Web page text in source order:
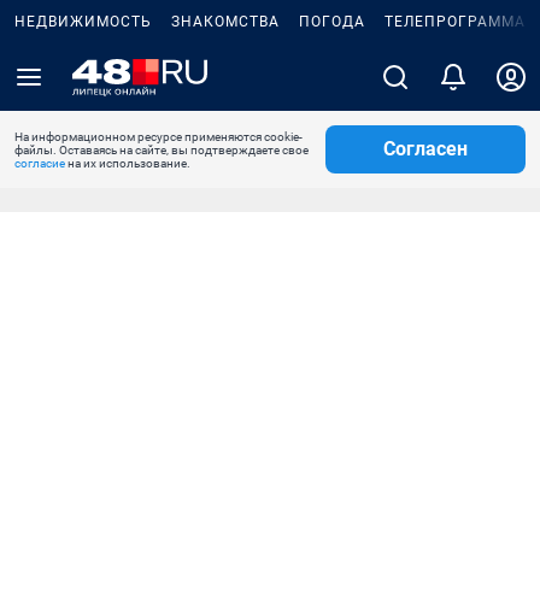
НЕДВИЖИМОСТЬ ЗНАКОМСТВА ПОГОДА ТЕЛЕПРОГРАММА
На информационном ресурсе применяются cookie-
файлы. Оставаясь на сайте, вы подтверждаете свое
согласиена их использование.
Согласен